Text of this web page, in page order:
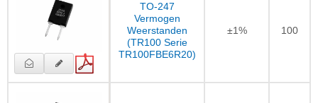
TO-247
Vermogen
Weerstanden
(TR100 Serie
TR100FBE6R20)
±1% 100